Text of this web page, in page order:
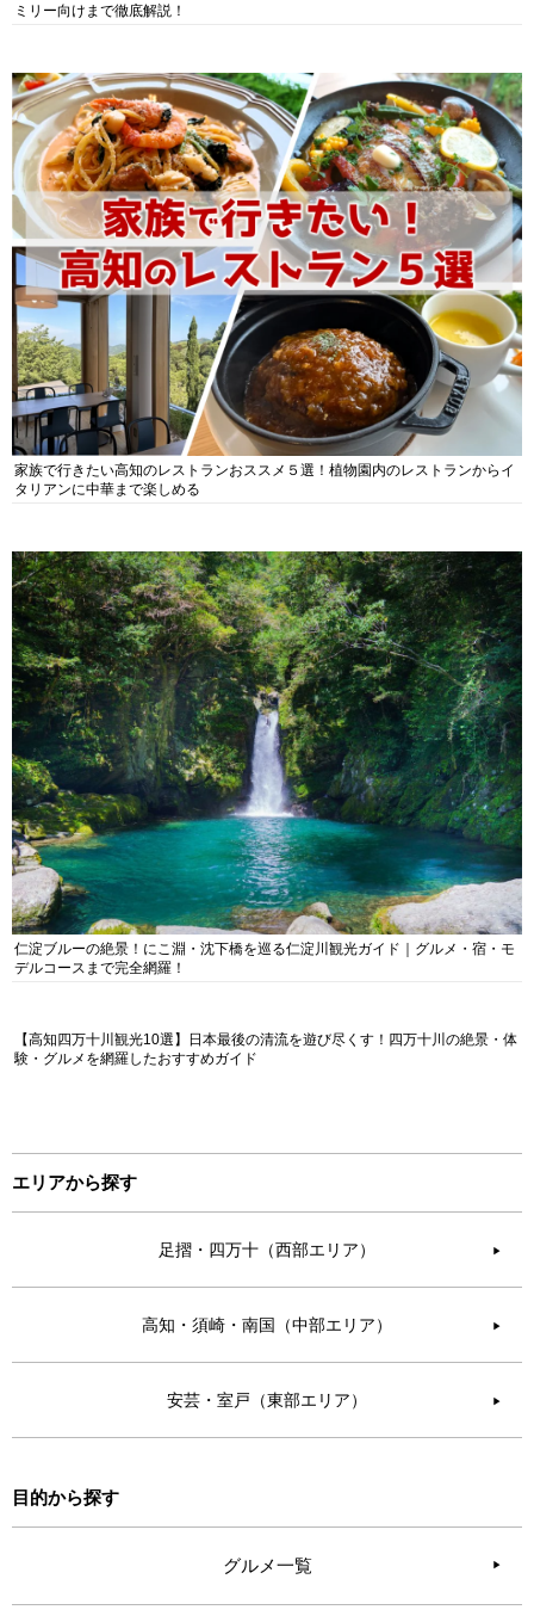
ミリー向けまで徹底解説！
家族で行きたい高知のレストランおススメ５選！植物園内のレストランからイ
タリアンに中華まで楽しめる
仁淀ブルーの絶景！にこ淵・沈下橋を巡る仁淀川観光ガイド｜グルメ・宿・モ
デルコースまで完全網羅！
【高知四万十川観光10選】日本最後の清流を遊び尽くす！四万十川の絶景・体
験・グルメを網羅したおすすめガイド
エリアから探す
足摺・四万十（西部エリア） ▶︎
高知・須崎・南国（中部エリア） ▶︎
安芸・室戸（東部エリア） ▶︎
目的から探す
グルメ一覧